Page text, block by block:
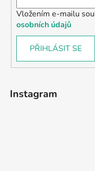
Vložením e-mailu
osobních údajů
PŘIHLÁSIT SE
Instagram